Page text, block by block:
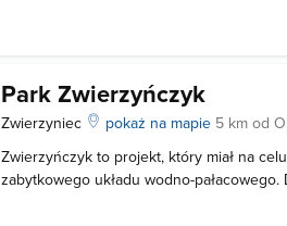
Park Zwierzyńczyk
Zwierzyniec pokaż na mapie 5 km od
Zwierzyńczyk to projekt, który miał na
zabytkowego układu wodno-